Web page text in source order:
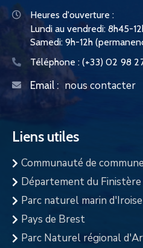
Heures d'ouverture :
Lundi au vendredi: 8h45-
Samedi: 9h-12h
Téléphone : (+33) 02 98
Email : nous contacter
Liens utiles
Communauté de
Département du Finistère
Parc naturel marin d'Iroise
Pays de Brest
Parc Naturel régional